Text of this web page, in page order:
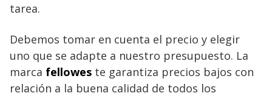
tarea.
Debemos tomar en cuenta el precio y elegir
uno que se adapte a nuestro presupuesto. La
marca fellowes te garantiza precios bajos con
relación a la buena calidad de todos los